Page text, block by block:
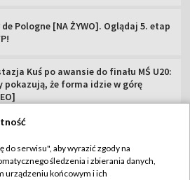
Pologne [NA ŻYWO]. Oglądaj 5. etap
Kuś po awansie do finału MŚ U20:
pokazują, że forma idzie w górę
TVP
do serwisu", aby wyrazić zgody na
śledzenia i zbierania danych,
urządzeniu końcowym i ich